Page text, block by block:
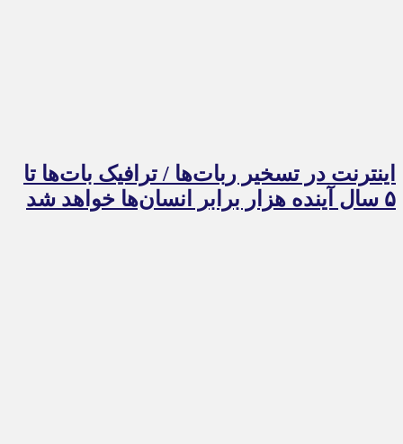
اینترنت در تسخیر ربات‌ها / ترافیک بات‌ها تا
۵ سال آینده هزار برابر انسان‌ها خواهد شد